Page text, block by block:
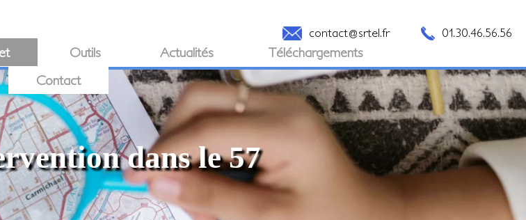
contact@srtel.fr 01.30.46.56.56
Outils Actualités
Téléchargements
Contact
dans le 57